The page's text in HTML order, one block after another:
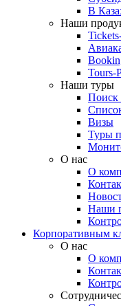
В
Наши
Tours-
Наши туры
Поиск
Визы
Туры
О нас
О
Наши
Корпоративным
О нас
О